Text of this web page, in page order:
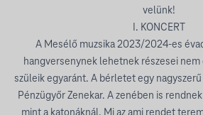
velünk!
I. KONCERT
A Mesélő muzsika 2023/2024-es
hangversenynek lehetnek részesei nem
szüleik egyaránt. A bérletet egy
Pénzügyőr Zenekar. A zenében is